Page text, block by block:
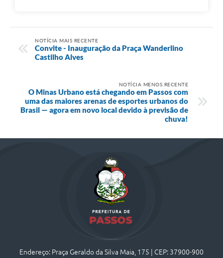
NOTÍCIA MAIS RECENTE
Convite - Inauguração da Praça Wanderlino
Castilho Alves
NOTÍCIA MENOS RECENTE
O Minas Urbano está chegando em Passos com
uma das maiores arenas de esportes urbanos do
Brasil — agora em novo local devido à previsão de
chuva!
Endereço: Praça Geraldo da Silva Maia, 175 | CEP: 37900-900